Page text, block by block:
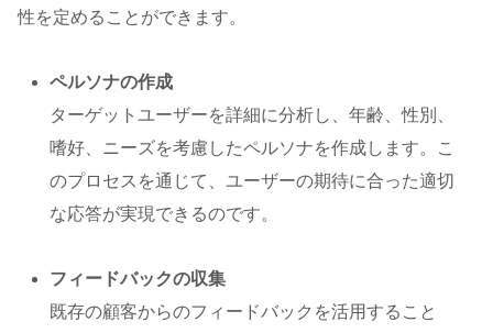
性を定めることができます。
ペルソナの作成
ターゲットユーザーを詳細に分析し、年齢、性別、
嗜好、ニーズを考慮したペルソナを作成します。こ
のプロセスを通じて、ユーザーの期待に合った適切
な応答が実現できるのです。
フィードバックの収集
既存の顧客からのフィードバックを活用すること